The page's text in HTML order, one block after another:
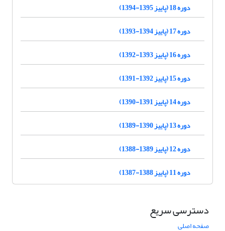
دوره 18 (پاییز 1395-1394)
دوره 17 (پاییز 1394-1393)
دوره 16 (پاییز 1393-1392)
دوره 15 (پاییز 1392-1391)
دوره 14 (پاییز 1391-1390)
دوره 13 (پاییز 1390-1389)
دوره 12 (پاییز 1389-1388)
دوره 11 (پاییز 1388-1387)
دسترسی سریع
صفحه اصلی